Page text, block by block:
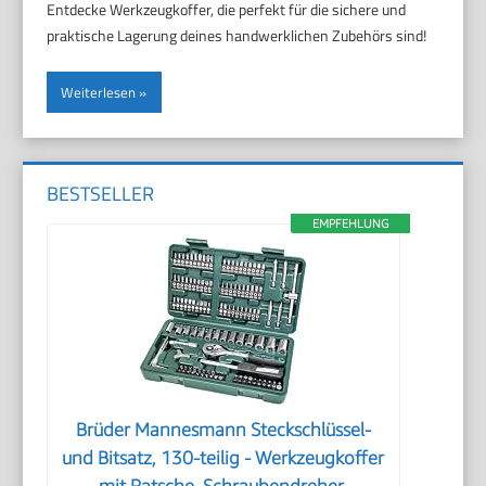
Entdecke Werkzeugkoffer, die perfekt für die sichere und
praktische Lagerung deines handwerklichen Zubehörs sind!
Weiterlesen
BESTSELLER
EMPFEHLUNG
Brüder Mannesmann Steckschlüssel-
und Bitsatz, 130-teilig - Werkzeugkoffer